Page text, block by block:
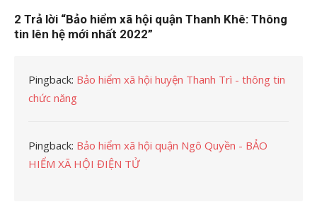
2 Trả lời “Bảo hiểm xã hội quận Thanh Khê: Thông
tin lên hệ mới nhất 2022”
Pingback: Bảo hiểm xã hội huyện Thanh Trì - thông tin
chức năng
Pingback: Bảo hiểm xã hội quận Ngô Quyền - BẢO
HIỂM XÃ HỘI ĐIỆN TỬ